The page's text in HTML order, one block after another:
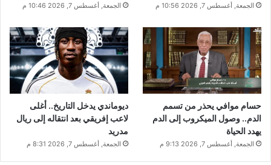
الجمعة, أغسطس 7, 2026 10:56 م الجمعة, أغسطس 7, 2026 10:46 م
حسام موافي يحذر من تسمم
الدم.. وصول الميكروب إلى الدم
يهدد الحياة
الجمعة, أغسطس 7, 2026 9:13 م
ديوماندي يدخل التاريخ.. أغلى
لاعب إفريقي بعد انتقاله إلى ريال
مدريد
الجمعة, أغسطس 7, 2026 8:31 م